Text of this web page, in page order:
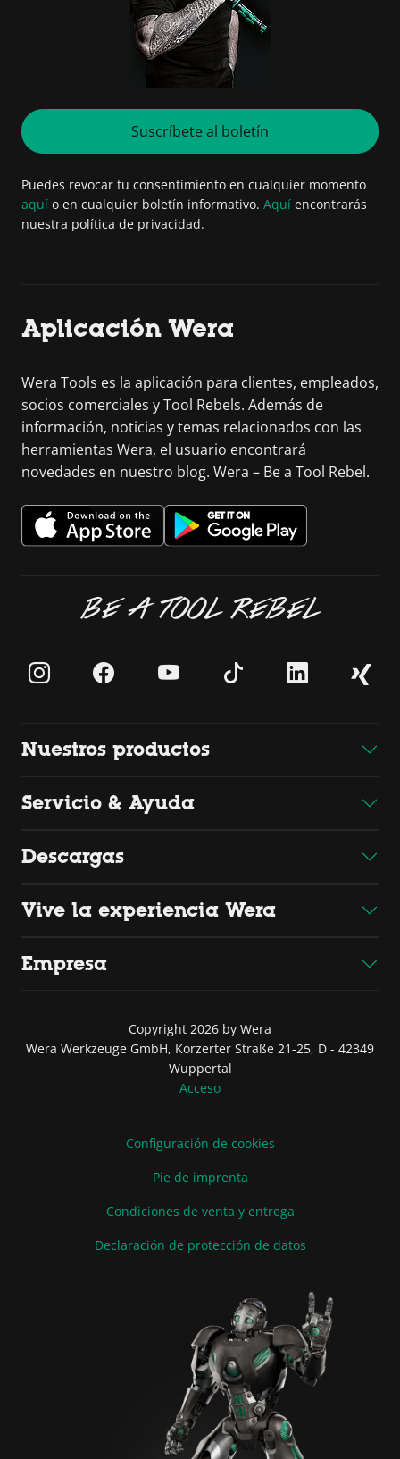
Suscríbete al boletín
Puedes revocar tu consentimiento en cualquier momento
aquí o en cualquier boletín informativo. Aquí encontrarás
nuestra política de privacidad.
Aplicación Wera
Wera Tools es la aplicación para clientes, empleados,
socios comerciales y Tool Rebels. Además de
información, noticias y temas relacionados con las
herramientas Wera, el usuario encontrará
novedades en nuestro blog. Wera – Be a Tool Rebel.
BE A TOOL REBEL
Nuestros productos
Servicio & Ayuda
Descargas
Vive la experiencia Wera
Empresa
Copyright 2026 by Wera
Wera Werkzeuge GmbH, Korzerter Straße 21-25, D - 42349
Wuppertal
Acceso
Configuración de cookies
Pie de imprenta
Condiciones de venta y entrega
Declaración de protección de datos